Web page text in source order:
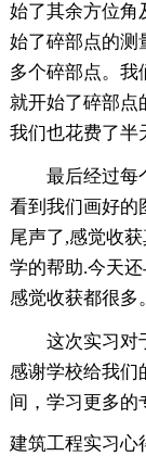
始了其余方位角
始了碎部点的测
多个碎部点。我
就开始了碎部点
我们也花费了半
最后经过每
看到我们画好的
尾声了,感觉收
学的帮助.今天
感觉收获都很多。
这次实习对
感谢学校给我们
间，学习更多的
建筑工程实习心